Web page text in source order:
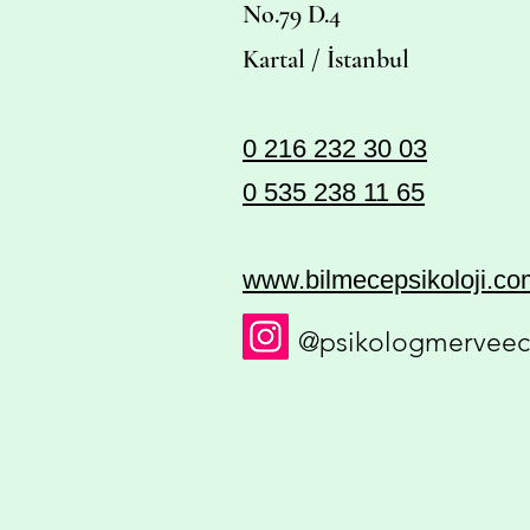
No.79 D.4
Kartal / İstanbul
0 216 232 30 03
0 535 238 11 65